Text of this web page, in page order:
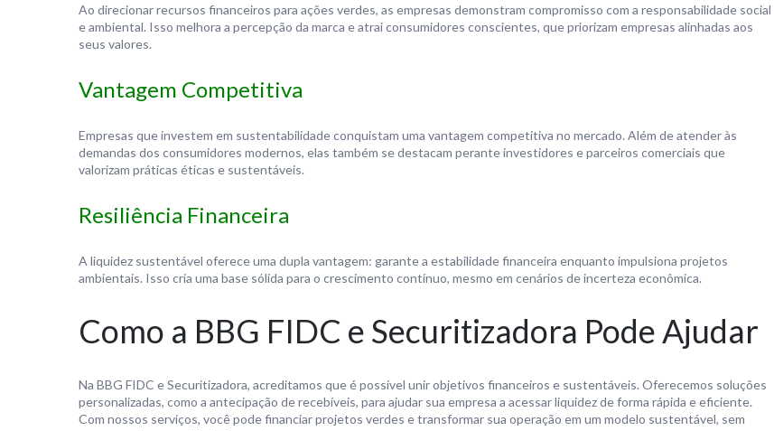
Ao direcionar recursos financeiros para ações verdes, as empresas demonstram compromisso com a responsabilidade social
e ambiental. Isso melhora a percepção da marca e atrai consumidores conscientes, que priorizam empresas alinhadas aos
seus valores.
Vantagem Competitiva
Empresas que investem em sustentabilidade conquistam uma vantagem competitiva no mercado. Além de atender às
demandas dos consumidores modernos, elas também se destacam perante investidores e parceiros comerciais que
valorizam práticas éticas e sustentáveis.
Resiliência Financeira
A liquidez sustentável oferece uma dupla vantagem: garante a estabilidade financeira enquanto impulsiona projetos
ambientais. Isso cria uma base sólida para o crescimento contínuo, mesmo em cenários de incerteza econômica.
Como a BBG FIDC e Securitizadora Pode Ajudar
Na BBG FIDC e Securitizadora, acreditamos que é possível unir objetivos financeiros e sustentáveis. Oferecemos soluções
personalizadas, como a antecipação de recebíveis, para ajudar sua empresa a acessar liquidez de forma rápida e eficiente.
Com nossos serviços, você pode financiar projetos verdes e transformar sua operação em um modelo sustentável, sem